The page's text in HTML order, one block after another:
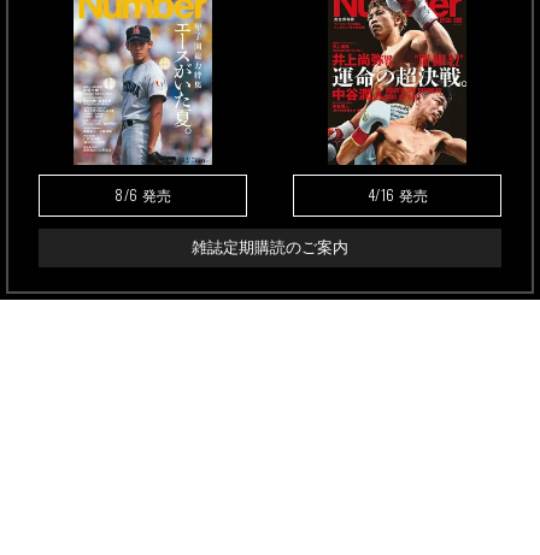
8/6 発売 4/16 発売
雑誌定期購読のご案内